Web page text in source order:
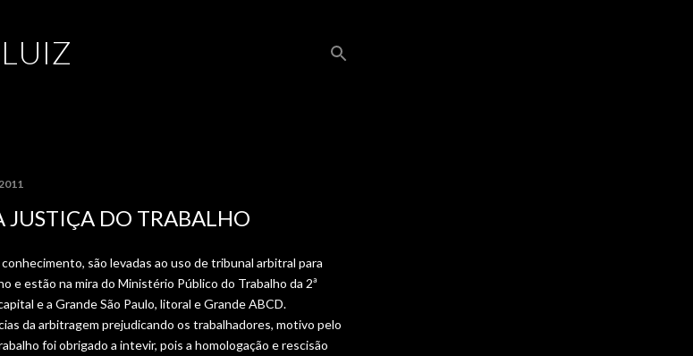
JUSTIÇA DO TRABALHO
são levadas ao uso de tribunal arbitral para
e estão na mira do Ministério Público do Trabalho da 2ª
e a Grande São Paulo, litoral e Grande ABCD.
da arbitragem prejudicando os trabalhadores, motivo pelo
foi obrigado a intevir, pois a homologação e rescisão